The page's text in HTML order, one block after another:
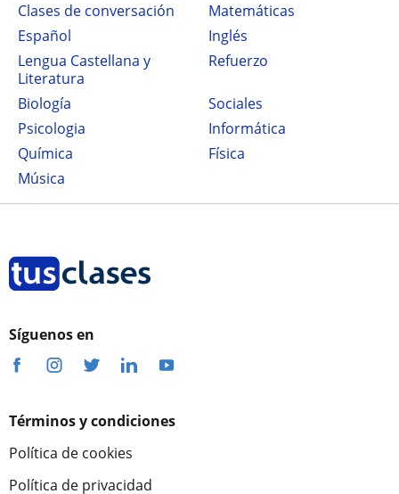
Clases de conversación
Matemáticas
Español
Inglés
Lengua Castellana y
Literatura
Refuerzo
Biología
Sociales
Psicologia
Informática
Química
Física
Música
Síguenos en
Términos y condiciones
Política de cookies
Política de privacidad